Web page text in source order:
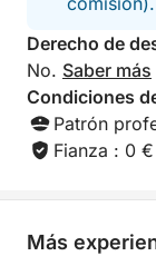
Derecho de
No. Saber más
Condiciones
Patrón
Fianza : 0 €
Más